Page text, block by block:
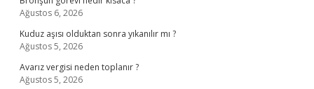
Ağustos 6, 2026
Kuduz aşısı olduktan sonra yıkanılır mı ?
Ağustos 5, 2026
Avarız vergisi neden toplanır ?
Ağustos 5, 2026